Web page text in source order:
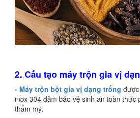
2. Cấu tạo máy trộn gia vị
- Máy trộn bột gia vị dạng trống
inox 304 đảm bảo vệ sinh an toàn thực
thẩm mỹ.